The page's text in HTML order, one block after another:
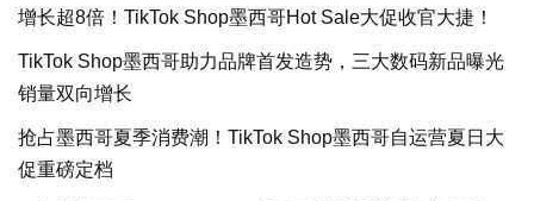
增长超8倍！TikTok Shop墨西哥Hot Sale大促收官大捷！
TikTok Shop墨西哥助力品牌首发造势，三大数码新品曝光
销量双向增长
抢占墨西哥夏季消费潮！TikTok Shop墨西哥自运营夏日大
促重磅定档